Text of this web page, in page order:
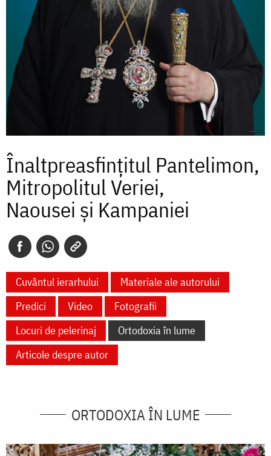
Înaltpreasfințitul Pantelimon,
Mitropolitul Veriei,
Naousei și Kampaniei
Cuvântul ierarhului
Materiale ale autorului
Predici
Video
Fotografii
Locuri de pelerinaj
Ortodoxia în lume
Articole despre autor
ORTODOXIA ÎN LUME